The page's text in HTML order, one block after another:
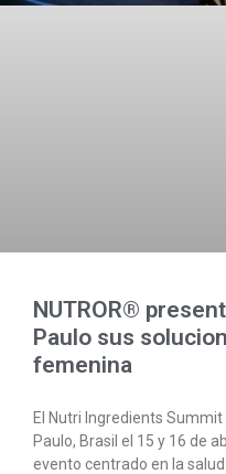
NUTROR®
Paulo sus
femenina
El Nutri Ingredients Summit
Paulo, Brasil el 15 y 16 de
evento centrado en la salud